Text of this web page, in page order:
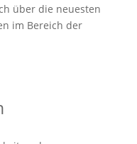
über die neuesten
im Bereich der